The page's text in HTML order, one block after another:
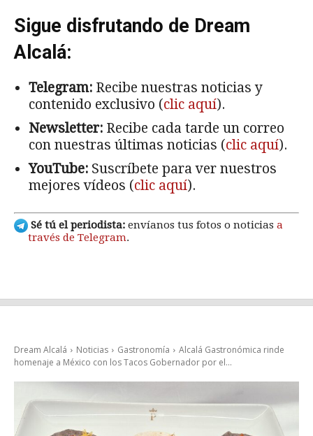
Sigue disfrutando de Dream
Alcalá:
Telegram: Recibe nuestras noticias y
contenido exclusivo (clic aquí).
Newsletter: Recibe cada tarde un correo
con nuestras últimas noticias (clic aquí).
YouTube: Suscríbete para ver nuestros
mejores vídeos (clic aquí).
Sé tú el periodista: envíanos tus fotos o noticias a
través de Telegram.